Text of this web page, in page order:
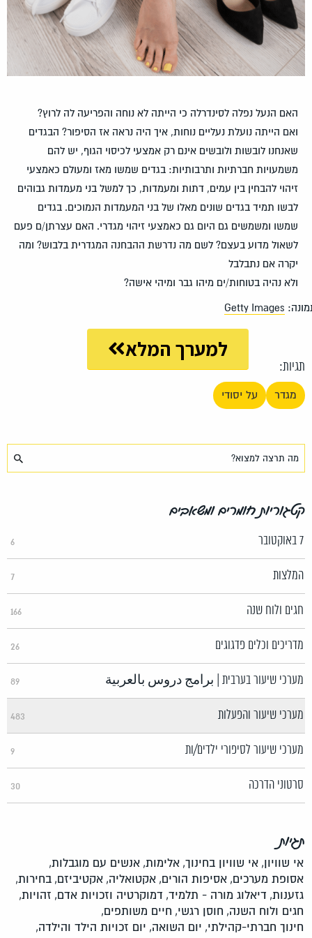
האם הנעל נפלה לסינדרלה כי הייתה לא נוחה והפריעה לה לרוץ?
ואם הייתה נועלת נעליים נוחות, איך היה נראה אז הסיפור? הבגדים
שאנחנו לובשות ולובשים אינם רק אמצעי לכיסוי הגוף, יש להם
משמעויות חברתיות ותרבותיות: בגדים שמשו מאז ומעולם כאמצעי
זיהוי להבחין בין עמים, דתות ומעמדות, כך למשל בני מעמדות גבוהים
לבשו תמיד בגדים שונים מאלו של בני המעמדות הנמוכים. בגדים
שמשו ומשמשים גם היום גם כאמצעי זיהוי מגדרי. האם עצרתן/ם פעם
לשאול מדוע בעצם? לשם מה נדרשת ההבחנה המגדרית בלבוש? ומה
יקרה אם נתבלבל
ולא נהיה בטוחות/ים מיהו גבר ומיהי אישה?
Getty Images
למערך המלא
תגיות:
מגדר על יסודי
קטגוריות חומרים ומשאבים
7 באוקטובר 6
המלצות 7
חגים ולוח שנה 166
מדריכים וכלים פדגוגים 26
מערכי שיעור בערבית | برامج دروس بالعربية 89
מערכי שיעור והפעלות 483
מערכי שיעור לסיפורי ילדים/ות 9
סרטוני הדרכה 30
תגיות
אי שוויון, אי שוויון בחינוך, אלימות, אנשים עם מוגבלות,
אסופת מערכים, אסיפות הורים, אקטואליה, אקטיביזם, בחירות,
גזענות, דיאלוג מורה - תלמיד, דמוקרטיה וזכויות אדם, זהויות,
חגים ולוח השנה, חוסן רגשי, חיים משותפים,
חינוך חברתי-קהילתי, יום השואה, יום זכויות הילד והילדה,